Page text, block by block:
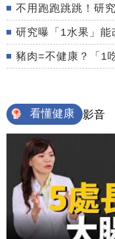
不用跑跑跳跳！研
研究曝「1水果」
豬肉=不健康？「1
看懂健康 影音